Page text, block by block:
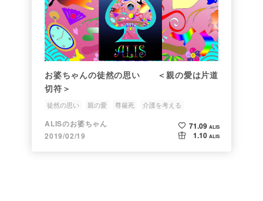
お婆ちゃんの徒然の思い ＜親の愛は片道
切符＞
徒然の思い 親の愛 尊厳死
介護を考える
自分らしく生きる
ALISのお婆ちゃん
2019/02/19
71.09 ALIS
1.10 ALIS